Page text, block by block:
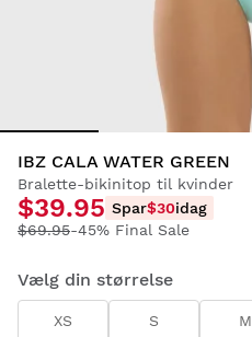
IBZ CALA WATER GREEN
Bralette-bikinitop til kvinder
$39.95 Spar$30idag
$69.95-45% Final Sale
Vælg din størrelse
XS S M